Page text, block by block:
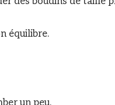
équilibre.
un peu.